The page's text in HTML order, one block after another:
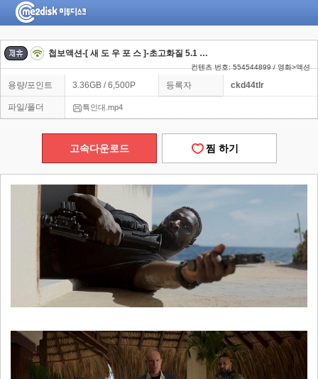
첩보액션-[ 새 도 우 포 스 ]-초고화질 5.1 정상자막
컨텐츠 번호: 554544899 / 영화>액션
용량/포인트 3.36GB / 6,500P 등록자 ckd44tlr
파일/폴더 특인대.mp4
고속다운로드 찜 하기